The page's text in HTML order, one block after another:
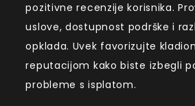
pozitivne recenzije korisnika.
uslove, dostupnost podrške i
opklada. Uvek favorizujte
reputacijom kako biste izbegli
probleme s isplatom.